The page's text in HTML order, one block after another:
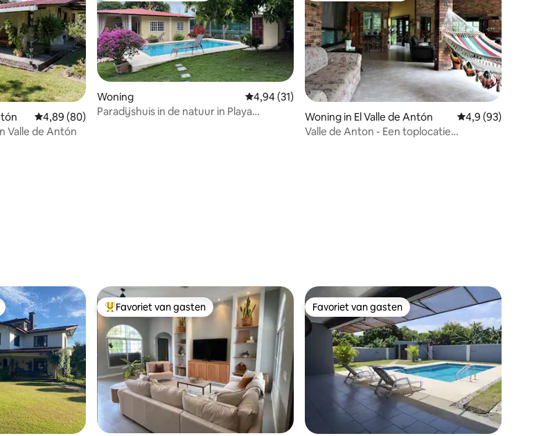
62 recensies
Gemiddelde beoordeling van 4,89 uit 5, 80 recensies
4,89 (80)
Valle de Antón
Woning Gemiddelde beoordeling van 4,94 uit 5, 31 recensies
4,94 (31)
Paradijshuis in de natuur in Playa
Woning in El Valle de Antón Gemiddelde
4,9 (93)
Valle de Anton - Een toplocatie
Topfavoriet van gasten
Favoriet van gasten Favoriet van gasten
Favoriet van gasten